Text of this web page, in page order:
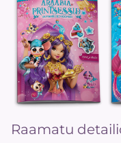
Raamatu